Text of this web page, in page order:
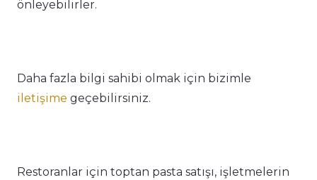
önleyebilirler.
Daha fazla bilgi sahibi olmak için bizimle
iletişime geçebilirsiniz.
Restoranlar için toptan pasta satışı, işletmelerin